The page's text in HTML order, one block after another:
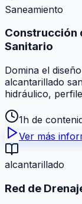
Saneamiento
Construcción
Sanitario
Domina el
alcantarillado
hidráulico,
1h de
Ver más
alcantarillado
Red de